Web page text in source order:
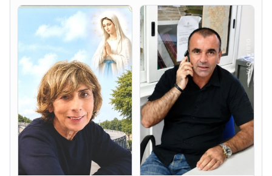
Rosa Maria Usai ved.
D'Attellis
5 agosto 2026
Bastianino Taras
4 agosto 2026